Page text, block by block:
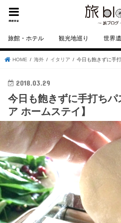
menu
旅館・ホテル 観光地巡り 世界
HOME 海外 イタリア 今日も飽きずに手
2018.03.29
今日も飽きずに手打ちパ
ア ホームステイ】